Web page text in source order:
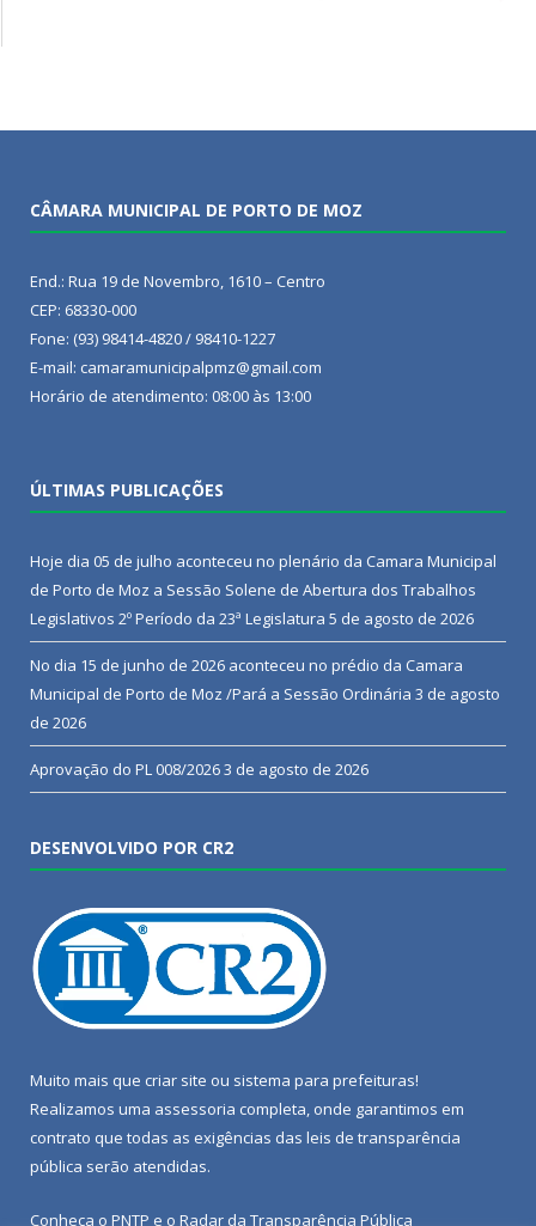
CÂMARA MUNICIPAL DE PORTO DE MOZ
End.: Rua 19 de Novembro, 1610 – Centro
CEP: 68330-000
Fone: (93) 98414-4820 / 98410-1227
E-mail: camaramunicipalpmz@gmail.com
Horário de atendimento: 08:00 às 13:00
ÚLTIMAS PUBLICAÇÕES
Hoje dia 05 de julho aconteceu no plenário da Camara Municipal
de Porto de Moz a Sessão Solene de Abertura dos Trabalhos
Legislativos 2º Período da 23ª Legislatura 5 de agosto de 2026
No dia 15 de junho de 2026 aconteceu no prédio da Camara
Municipal de Porto de Moz /Pará a Sessão Ordinária 3 de agosto
de 2026
Aprovação do PL 008/20263 de agosto de 2026
DESENVOLVIDO POR CR2
Muito mais que criar site ou sistema para prefeituras!
Realizamos uma assessoria completa, onde garantimos em
contrato que todas as exigências das leis de transparência
pública serão atendidas.
Conheça o PNTP e o Radar da Transparência Pública